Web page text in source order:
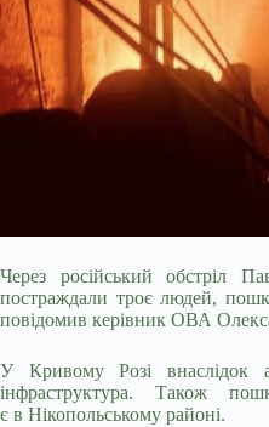
Через російський обстріл
постраждали троє людей,
повідомив керівник ОВА
У Кривому Розі внаслідок
інфраструктура. Також
є в Нікопольському районі.